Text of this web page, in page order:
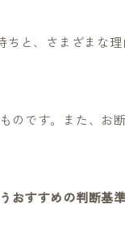
と、さまざまな
のです。また、お
おすすめの判断基